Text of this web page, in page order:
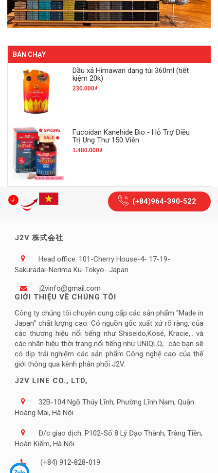
BÁN CHẠY
Dầu xả Himawari dạng túi 360ml (tiết
kiệm 20k)
230.000₫
Fucoidan Kanehide Bio - Hỗ Trợ Điều
Trị Ung Thư 150 Viên
1.480.000₫
(+84)964-390-522
J2V 株式会社
Head office: 101-Cherry House-4- 17-19-
Sakuradai-Nerima Ku-Tokyo- Japan
j2vinfo@gmail.com
GIỚI THIỆU VỀ CHÚNG TÔI
Công ty chúng tôi chuyên cung cấp các sản phẩm "Made in
Japan" chất lượng cao. Có nguồn gốc xuất xứ rõ ràng, của
các thương hiệu nổi tiếng như Shiseido,Kosé, Kracie,.. và
các nhãn hiệu thời trang nổi tiếng như UNIQLO,.. các bạn sẽ
có dịp trải nghiệm các sản phẩm Công nghệ cao của thế
giới thông qua kênh phân phối J2V.
J2V LINE CO., LTD,
32B-104 Ngõ Thúy Lĩnh, Phường Lĩnh Nam, Quận
Hoàng Mai, Hà Nội
Đ/c giao dịch: P102-Số 8 Lý Đạo Thành, Tràng Tiền,
Hoàn Kiếm, Hà Nội
(+84) 912-828-019